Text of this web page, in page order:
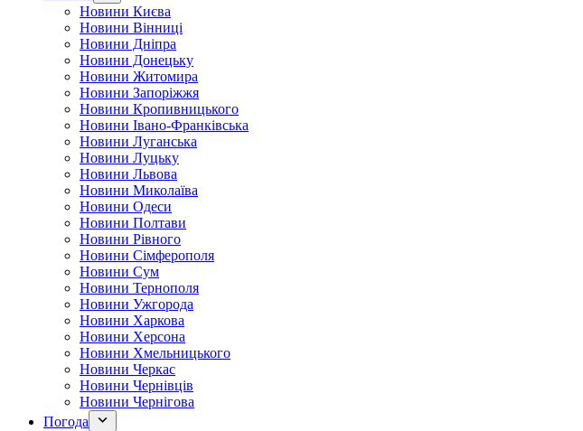
Новини Києва
Новини Вінниці
Новини Дніпра
Новини Донецьку
Новини Житомира
Новини Запоріжжя
Новини Кропивницького
Новини Івано-Франківська
Новини Луганська
Новини Луцьку
Новини Львова
Новини Миколаїва
Новини Одеси
Новини Полтави
Новини Рівного
Новини Сімферополя
Новини Сум
Новини Тернополя
Новини Ужгорода
Новини Харкова
Новини Херсона
Новини Хмельницького
Новини Черкас
Новини Чернівців
Новини Чернігова
Погода